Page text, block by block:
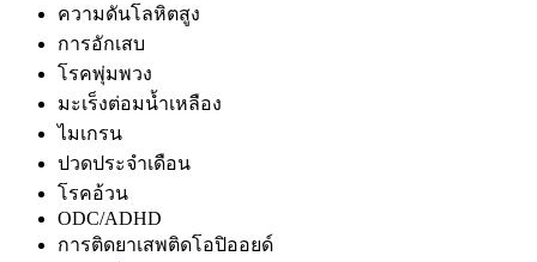
ความดันโลหิตสูง
การอักเสบ
โรคพุ่มพวง
มะเร็งต่อมน้ำเหลือง
ไมเกรน
ปวดประจำเดือน
โรคอ้วน
ODC/ADHD
การติดยาเสพติดโอปิออยด์